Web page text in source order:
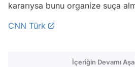
kararıysa bunu organize suça
CNN Türk
İçeriğin Devamı